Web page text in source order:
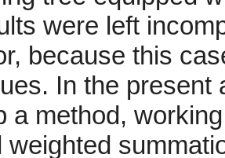
were left
because this
In the present
a method,
weighted